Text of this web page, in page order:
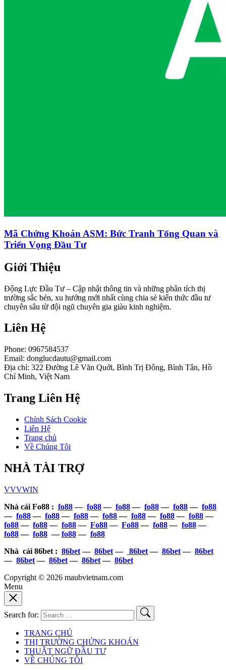
Mã Chứng Khoán ASM: Bức Tranh Tổng Quan và
Triển Vọng Đầu Tư
Giới Thiệu
Động Lực Đầu Tư – Cập nhật thông tin và những phân tích thị
trường sắc bén, xu hướng mới nhất cùng chia sẻ kiến thức đầu tư
chuyên sâu từ đội ngũ chuyên gia giàu kinh nghiệm.
Liên Hệ
Phone: 0967584537
Email: donglucdautu@gmail.com
Địa chỉ: 322 Đường Lê Văn Quới, Bình Trị Đông, Bình Tân, Hồ
Chí Minh, Việt Nam
Trang Liên Hệ
Chính Sách Cookie
Liên Hệ
Trang chủ
Về Chúng Tôi
NHÀ TÀI TRỢ
VVVWIN
Nhà cái Fo88 : fo88— fo88— fo88— fo88— fo88— fo88
— fo88— fo88— fo88— fo88— fo88— fo88— fo88—
fo88— fo88— fo88— Fo88— Fo88— fo88— fo88—
fo88— fo88 —fo88— fo88
Nhà cái 86bet : 86bet— 86bet— 86bet— 86bet— 86bet
— 86bet— 86bet— 86bet— 86bet
Copyright © 2026 maubvietnam.com
Menu
Search for:
TRANG CHỦ
THỊ TRƯỜNG CHỨNG KHOÁN
THUẬT NGỮ ĐẦU TƯ
VỀ CHÚNG TÔI